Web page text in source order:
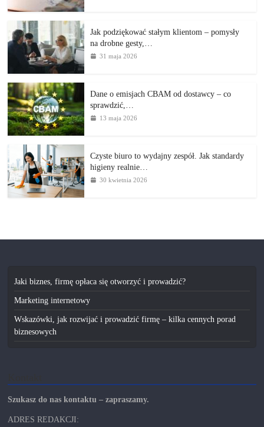
Jak podziękować stałym klientom – pomysły
na drobne gesty,…
31 maja 2026
Dane o emisjach CBAM od dostawcy – co
sprawdzić,…
13 maja 2026
Czyste biuro to wydajny zespół. Jak standardy
higieny realnie…
30 kwietnia 2026
Jaki biznes, firmę opłaca się otworzyć i prowadzić?
Marketing internetowy
Wskazówki, jak rozwijać i prowadzić firmę – kilka cennych porad
biznesowych
Szukasz do nas kontaktu – zapraszamy.
ADRES REDAKCJI: